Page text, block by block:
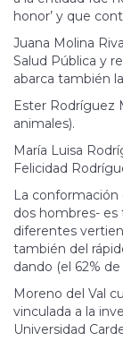
honor’ y que
Juana Molina
Salud Pública y
abarca también
Ester Rodríguez
animales).
María Luisa
Felicidad
La conformación
dos hombres-
diferentes
también del
dando (el 62%
Moreno del Val
vinculada a la
Universidad